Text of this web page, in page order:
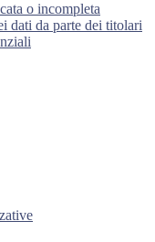
o incompleta
dati da parte dei titolari